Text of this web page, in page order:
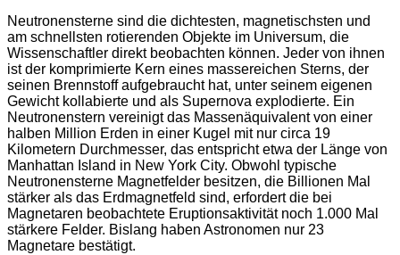
Neutronensterne sind die dichtesten, magnetischsten und
am schnellsten rotierenden Objekte im Universum, die
Wissenschaftler direkt beobachten können. Jeder von ihnen
ist der komprimierte Kern eines massereichen Sterns, der
seinen Brennstoff aufgebraucht hat, unter seinem eigenen
Gewicht kollabierte und als Supernova explodierte. Ein
Neutronenstern vereinigt das Massenäquivalent von einer
halben Million Erden in einer Kugel mit nur circa 19
Kilometern Durchmesser, das entspricht etwa der Länge von
Manhattan Island in New York City. Obwohl typische
Neutronensterne Magnetfelder besitzen, die Billionen Mal
stärker als das Erdmagnetfeld sind, erfordert die bei
Magnetaren beobachtete Eruptionsaktivität noch 1.000 Mal
stärkere Felder. Bislang haben Astronomen nur 23
Magnetare bestätigt.